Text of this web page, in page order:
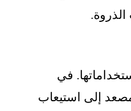
في
إلى استيعاب